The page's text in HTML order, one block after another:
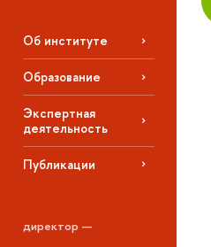
Об институте
Образование
Экспертная
деятельность
Публикации
директор —